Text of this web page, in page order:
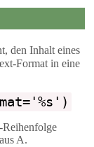
den Inhalt eines
Format in eine
A.